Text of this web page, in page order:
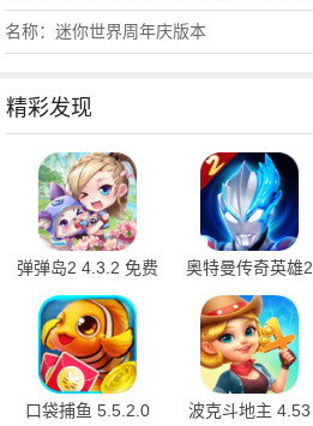
名称：迷你世界周年庆版本
精彩发现
弹弹岛2 4.3.2 免费
版
奥特曼传奇英雄2
内购版 3.2.0 最新
版
口袋捕鱼 5.5.2.0
波克斗地主 4.53